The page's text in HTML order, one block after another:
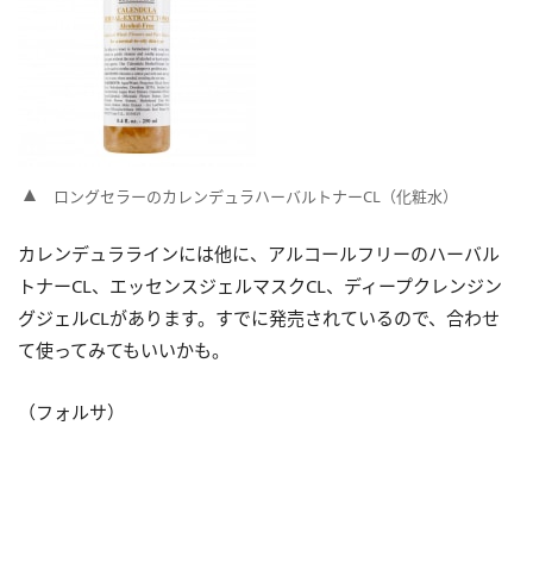
ロングセラーのカレンデュラハーバルトナーCL（化粧水）
カレンデュララインには他に、アルコールフリーのハーバル
トナーCL、エッセンスジェルマスクCL、ディープクレンジン
グジェルCLがあります。すでに発売されているので、合わせ
て使ってみてもいいかも。
（フォルサ）